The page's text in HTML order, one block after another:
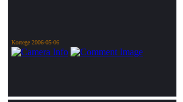
Kortege 2006-05-06